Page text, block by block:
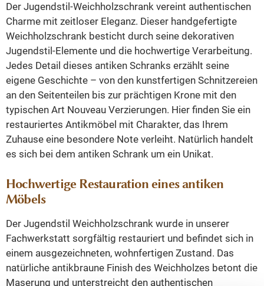
Der Jugendstil-Weichholzschrank vereint authentischen
Charme mit zeitloser Eleganz. Dieser handgefertigte
Weichholzschrank besticht durch seine dekorativen
Jugendstil-Elemente und die hochwertige Verarbeitung.
Jedes Detail dieses antiken Schranks erzählt seine
eigene Geschichte – von den kunstfertigen Schnitzereien
an den Seitenteilen bis zur prächtigen Krone mit den
typischen Art Nouveau Verzierungen. Hier finden Sie ein
restauriertes Antikmöbel mit Charakter, das Ihrem
Zuhause eine besondere Note verleiht. Natürlich handelt
es sich bei dem antiken Schrank um ein Unikat.
Hochwertige Restauration eines antiken
Möbels
Der Jugendstil Weichholzschrank wurde in unserer
Fachwerkstatt sorgfältig restauriert und befindet sich in
einem ausgezeichneten, wohnfertigen Zustand. Das
natürliche antikbraune Finish des Weichholzes betont die
Maserung und unterstreicht den authentischen